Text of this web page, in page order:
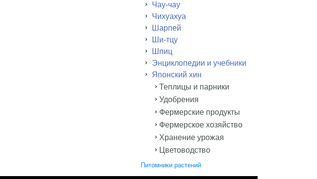
Чау-чау
Чихуахуа
Шарпей
Ши-тцу
Шпиц
Энциклопедии и учебники
Японский хин
Теплицы и парники
Удобрения
Фермерские продукты
Фермерское хозяйство
Хранение урожая
Цветоводство
Питомники растений